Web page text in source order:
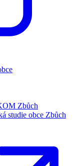
Zbůch
studie obce Zbůch